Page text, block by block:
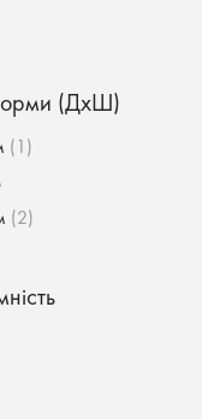
(ДхШ)
(1)
(2)